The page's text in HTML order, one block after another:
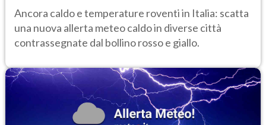
le città a rischio per il Ministero della
Salute
Ancora caldo e temperature roventi in Italia: scatta
una nuova allerta meteo caldo in diverse città
contrassegnate dal bollino rosso e giallo.